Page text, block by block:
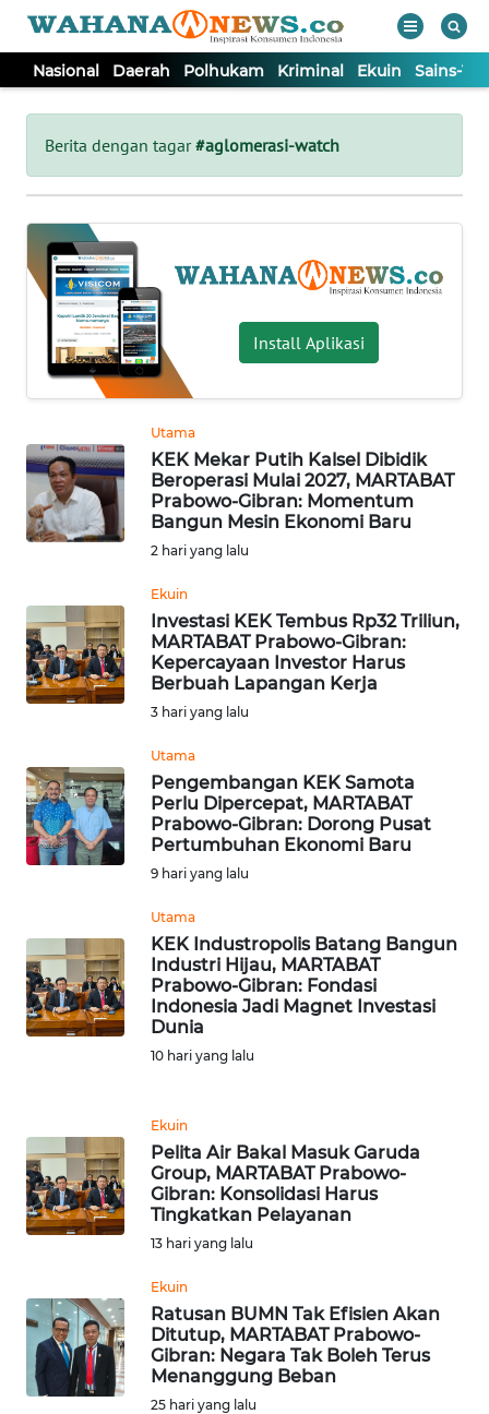
Nasional Daerah Polhukam Kriminal Ekuin Sains-
Berita dengan tagar#aglomerasi-watch
Install Aplikasi
Utama
KEK Mekar Putih Kalsel Dibidik
Beroperasi Mulai 2027, MARTABAT
Prabowo-Gibran: Momentum
Bangun Mesin Ekonomi Baru
2 hari yang lalu
Ekuin
Investasi KEK Tembus Rp32 Triliun,
MARTABAT Prabowo-Gibran:
Kepercayaan Investor Harus
Berbuah Lapangan Kerja
3 hari yang lalu
Utama
Pengembangan KEK Samota
Perlu Dipercepat, MARTABAT
Prabowo-Gibran: Dorong Pusat
Pertumbuhan Ekonomi Baru
9 hari yang lalu
Utama
KEK Industropolis Batang Bangun
Industri Hijau, MARTABAT
Prabowo-Gibran: Fondasi
Indonesia Jadi Magnet Investasi
Dunia
10 hari yang lalu
Ekuin
Pelita Air Bakal Masuk Garuda
Group, MARTABAT Prabowo-
Gibran: Konsolidasi Harus
Tingkatkan Pelayanan
13 hari yang lalu
Ekuin
Ratusan BUMN Tak Efisien Akan
Ditutup, MARTABAT Prabowo-
Gibran: Negara Tak Boleh Terus
Menanggung Beban
25 hari yang lalu
Tutup
NASIONAL
DAERAH
POLHUKAM
KRIMINAL
EKUIN
SAINS-TEKNO
INTERNASIONAL
SERBA-SERBI
OLAHRAGA
OPINI
Informasi
INDEKS
KAMI
INFO
IKLAN
KAMI
PEDOMAN
MEDIA
SIBER